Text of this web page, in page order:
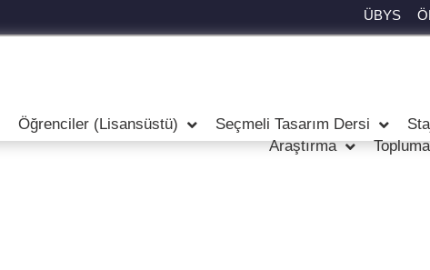
ÜBYS
Öğrenciler (Lisansüstü) Seçmeli Tasarım Dersi
Araştırma